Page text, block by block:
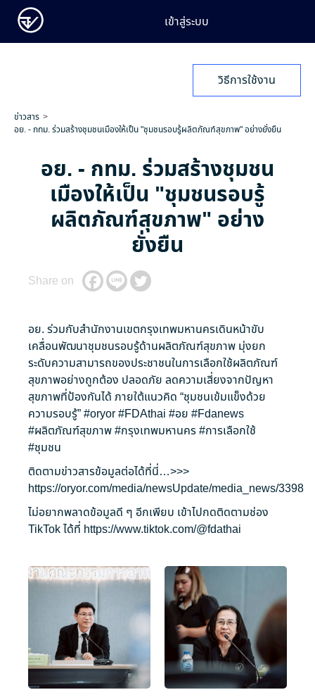
เข้าสู่ระบบ
วิธีการใช้งาน
ข่าวสาร
อย. - กทม. ร่วมสร้างชุมชนเมืองให้เป็น "ชุมชนรอบรู้ผลิตภัณฑ์สุขภาพ" อย่างยั่งยืน
อย. - กทม. ร่วมสร้างชุมชน
เมืองให้เป็น "ชุมชนรอบรู้
ผลิตภัณฑ์สุขภาพ" อย่าง
ยั่งยืน
Share on
อย. ร่วมกับสำนักงานเขตกรุงเทพมหานครเดินหน้าขับ
เคลื่อนพัฒนาชุมชนรอบรู้ด้านผลิตภัณฑ์สุขภาพ มุ่งยก
ระดับความสามารถของประชาชนในการเลือกใช้ผลิตภัณฑ์
สุขภาพอย่างถูกต้อง ปลอดภัย ลดความเสี่ยงจากปัญหา
สุขภาพที่ป้องกันได้ ภายใต้แนวคิด “ชุมชนเข้มแข็งด้วย
ความรอบรู้”#oryor#FDAthai #อย #Fdanews
#ผลิตภัณฑ์สุขภาพ#กรุงเทพมหานคร#การเลือกใช้
#ชุมชน
ติดตามข่าวสารข้อมูลต่อได้ที่นี่…>>>
https://oryor.com/media/newsUpdate/media_news/3398
ไม่อยากพลาดข้อมูลดี ๆ อีกเพียบ เข้าไปกดติดตามช่อง
TikTok ได้ที่ https://www.tiktok.com/@fdathai